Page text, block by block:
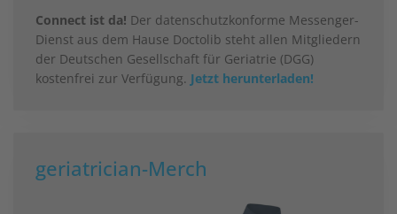
Connect ist da! Der datenschutzkonforme Messenger-
Dienst aus dem Hause Doctolib steht allen Mitgliedern
der Deutschen Gesellschaft für Geriatrie (DGG)
kostenfrei zur Verfügung. Jetzt herunterladen!
geriatrician-Merch